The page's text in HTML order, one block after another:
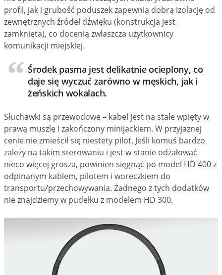
profil, jak i grubość poduszek zapewnia dobrą izolację od
zewnętrznych źródeł dźwięku (konstrukcja jest
zamknięta), co docenią zwłaszcza użytkownicy
komunikacji miejskiej.
Środek pasma jest delikatnie ocieplony, co
daje się wyczuć zarówno w męskich, jak i
żeńskich wokalach.
Słuchawki są przewodowe – kabel jest na stałe wpięty w
prawą muszlę i zakończony minijackiem. W przyjaznej
cenie nie zmieścił się niestety pilot. Jeśli komuś bardzo
zależy na takim sterowaniu i jest w stanie odżałować
nieco więcej grosza, powinien sięgnąć po model HD 400 z
odpinanym kablem, pilotem i woreczkiem do
transportu/przechowywania. Żadnego z tych dodatków
nie znajdziemy w pudełku z modelem HD 300.